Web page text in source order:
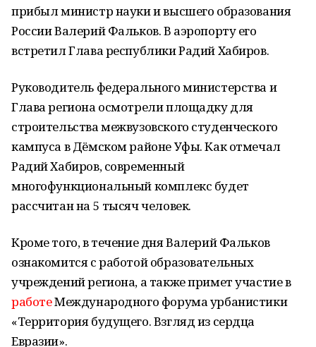
прибыл министр науки и высшего образования
России Валерий Фальков. В аэропорту его
встретил Глава республики Радий Хабиров.
Руководитель федерального министерства и
Глава региона осмотрели площадку для
строительства межвузовского студенческого
кампуса в Дёмском районе Уфы. Как отмечал
Радий Хабиров, современный
многофункциональный комплекс будет
рассчитан на 5 тысяч человек.
Кроме того, в течение дня Валерий Фальков
ознакомится с работой образовательных
учреждений региона, а также примет участие в
работеМеждународного форума урбанистики
«Территория будущего. Взгляд из сердца
Евразии».